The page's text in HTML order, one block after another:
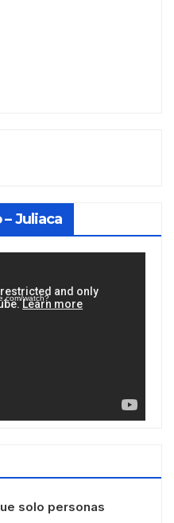
Juliaca
watch?
solo personas